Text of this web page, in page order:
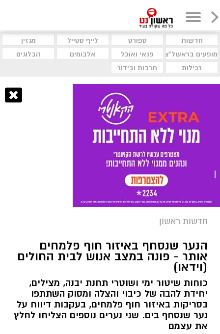
חדשות ספורט לייף סטייל
מגזין
מופעים בראשל"צ
פנאי ואוכל אלבומים
הבלוגים
רכילות
תרבות ובידור
חדשות ראשון
הנער שנסחף באיזור חוף פלמחים
אותר - פונה במצב אנוש לבית החולים
(וידאו)
כוחות שיטור ימי ושוטרי תחנת יבנה, מצילים,
יחידת להבה של כיבוי והצלה ומסוק השתתפו
בסריקות באיזור חוף פלמחים, בעקבות דיווח על
נער שנסחף בים. שני נערים נוספים הצליחו לחלץ
את עצמם